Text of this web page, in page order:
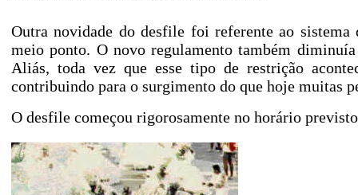
Outra novidade do desfile foi referente ao sistema
meio ponto. O novo regulamento também
Aliás, toda vez que esse tipo de restrição
contribuindo para o surgimento do que hoje muitas
O desfile começou rigorosamente no horário